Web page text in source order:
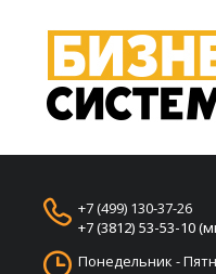
+7 (499) 130-37-26
+7 (3812) 53-53-10
Понедельник -